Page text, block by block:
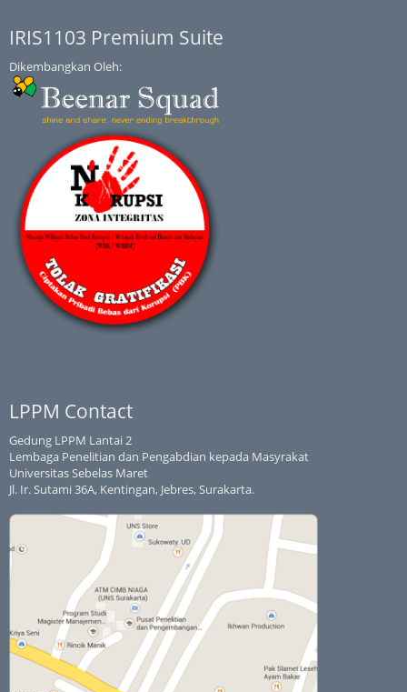
IRIS1103 Premium Suite
Dikembangkan Oleh:
LPPM Contact
Gedung LPPM Lantai 2
Lembaga Penelitian dan Pengabdian kepada Masyrakat
Universitas Sebelas Maret
Jl. Ir. Sutami 36A, Kentingan, Jebres, Surakarta.